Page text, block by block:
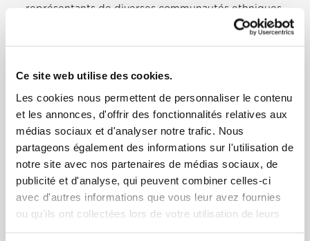
Ce site web utilise des cookies.
Les cookies nous permettent de personnaliser le contenu
et les annonces, d'offrir des fonctionnalités relatives aux
médias sociaux et d'analyser notre trafic. Nous
partageons également des informations sur l'utilisation de
notre site avec nos partenaires de médias sociaux, de
publicité et d'analyse, qui peuvent combiner celles-ci
avec d'autres informations que vous leur avez fournies
ou qu'ils ont collectées lors de votre utilisation de leurs
représentants de diverses communautés ethniques
aux communautés catholiques de Rome. Chers
Royaume de Dieu, que Jésus a
apporté au milieu de nous. Ne perdez pas
l’espérance d’un monde meilleur ! Je
vous accueillent, en gardant les
valeurs de vos cultures d’origine. Je voudrais
remercier ceux qui travaillent auprès
des migrants pour les accueillir et les accompagner
dans les moments difficiles,
pour les défendre de ceux que le bienheureux